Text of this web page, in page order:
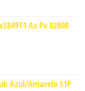
As Pv 0280B
Azul/Amarelo S1P